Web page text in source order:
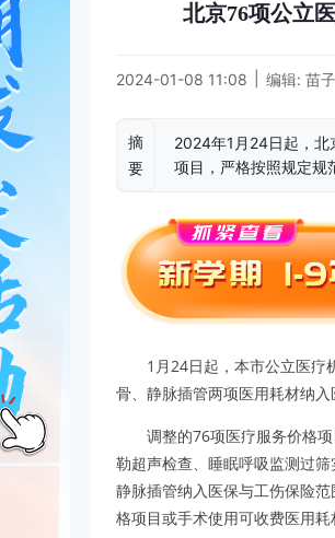
北京76项公立
2024-01-08 11:08 编辑: 苗子
摘
要
2024年1月24日起，北
项目，严格按照规定规
1月24日起，本市公立医疗
骨、静脉插管两项医用耗材纳入
调整的76项医疗服务价格
勒超声检查、睡眠呼吸监测过
静脉插管纳入医保与工伤保险
格项目或手术使用可收费医用耗